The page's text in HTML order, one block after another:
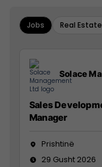
Jobs Real Estate
Solace
Sales
Manager
Prishtinë
29 Gusht 2026